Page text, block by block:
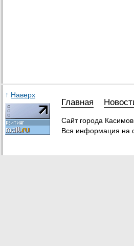
↑ Наверх
Главная
Сайт города
Вся информация на